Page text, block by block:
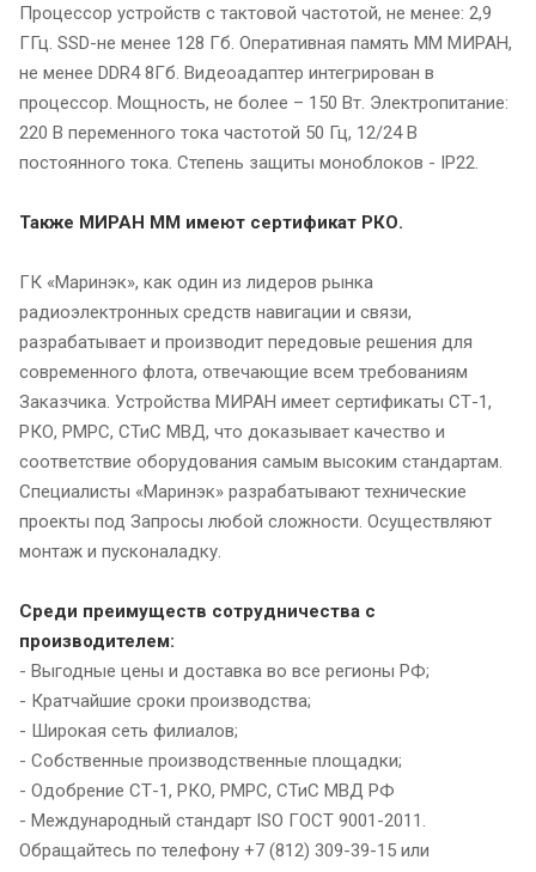
Процессор устройств с тактовой частотой, не менее: 2,9
ГГц. SSD-не менее 128 Гб. Оперативная память ММ МИРАН,
не менее DDR4 8Гб. Видеоадаптер интегрирован в
процессор. Мощность, не более – 150 Вт. Электропитание:
220 В переменного тока частотой 50 Гц, 12/24 В
постоянного тока. Степень защиты моноблоков - IP22.
Также МИРАН ММ имеют сертификат РКО.
ГК «Маринэк», как один из лидеров рынка
радиоэлектронных средств навигации и связи,
разрабатывает и производит передовые решения для
современного флота, отвечающие всем требованиям
Заказчика. Устройства МИРАН имеет сертификаты СТ-1,
РКО, РМРС, СТиС МВД, что доказывает качество и
соответствие оборудования самым высоким стандартам.
Специалисты «Маринэк» разрабатывают технические
проекты под Запросы любой сложности. Осуществляют
монтаж и пусконаладку.
Среди преимуществ сотрудничества с
производителем:
- Выгодные цены и доставка во все регионы РФ;
- Кратчайшие сроки производства;
- Широкая сеть филиалов;
- Собственные производственные площадки;
- Одобрение СТ-1, РКО, РМРС, СТиС МВД РФ
- Международный стандарт ISO ГОСТ 9001-2011.
Обращайтесь по телефону +7 (812) 309-39-15 или